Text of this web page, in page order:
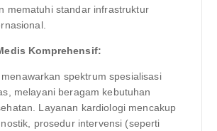
mematuhi standar infrastruktur
Komprehensif:
spektrum spesialisasi
melayani beragam kebutuhan
Layanan kardiologi mencakup
prosedur intervensi (seperti